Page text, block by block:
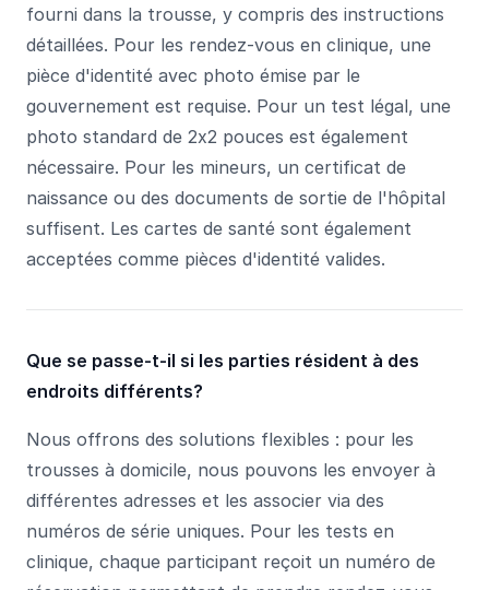
fourni dans la trousse, y compris des instructions
détaillées. Pour les rendez-vous en clinique, une
pièce d'identité avec photo émise par le
gouvernement est requise. Pour un test légal, une
photo standard de 2x2 pouces est également
nécessaire. Pour les mineurs, un certificat de
naissance ou des documents de sortie de l'hôpital
suffisent. Les cartes de santé sont également
acceptées comme pièces d'identité valides.
Que se passe-t-il si les parties résident à des
endroits différents?
Nous offrons des solutions flexibles : pour les
trousses à domicile, nous pouvons les envoyer à
différentes adresses et les associer via des
numéros de série uniques. Pour les tests en
clinique, chaque participant reçoit un numéro de